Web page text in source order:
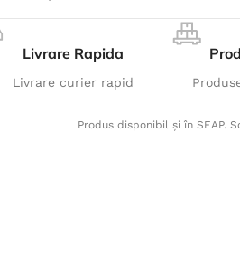
Livrare Rapida
Livrare curier rapid
Produs disponibil și în SEAP.